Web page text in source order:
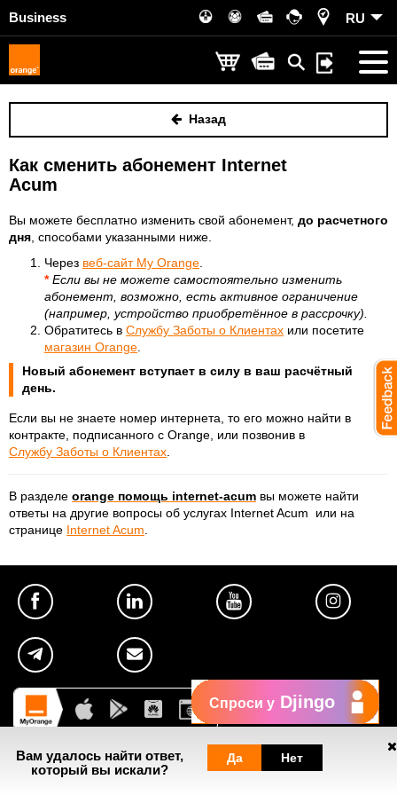
Business RU
Назад
Как сменить абонемент Internet
Acum
Вы можете бесплатно изменить свой абонемент, до расчетного
дня способами указанными ниже.
Через веб-сайт My Orange
*Если вы не можете самостоятельно изменить
абонемент, возможно, есть активное ограничение
(например, устройство приобретённое в рассрочку).
Обратитесь в Службу Заботы о Клиентах или посетите
магазин Orange
Новый абонемент вступает в силу в ваш расчётный
день.
Если вы не знаете номер интернета, то его можно найти в
контракте, подписанного с Orange, или позвонив в
Службу Заботы о Клиентах
В разделе orange помощь internet-acum вы можете найти
ответы на другие вопросы об услугах Internet Acum или на
странице Internet Acum
Вам удалось найти ответ,
который вы искали?
Да Нет
Полезное
Спроси у Djingo